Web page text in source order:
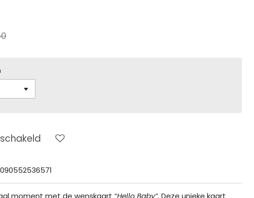
moment met de wenskaart “Hello Baby”. Deze unieke kaart